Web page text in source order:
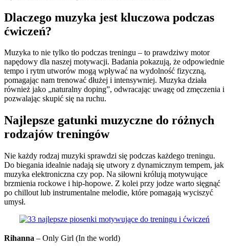
Dlaczego muzyka jest kluczowa podczas
ćwiczeń?
Muzyka to nie tylko tło podczas treningu – to prawdziwy motor
napędowy dla naszej motywacji. Badania pokazują, że odpowiednie
tempo i rytm utworów mogą wpływać na wydolność fizyczną,
pomagając nam trenować dłużej i intensywniej. Muzyka działa
również jako „naturalny doping”, odwracając uwagę od zmęczenia i
pozwalając skupić się na ruchu.
Najlepsze gatunki muzyczne do różnych
rodzajów treningów
Nie każdy rodzaj muzyki sprawdzi się podczas każdego treningu.
Do biegania idealnie nadają się utwory z dynamicznym tempem, jak
muzyka elektroniczna czy pop. Na siłowni królują motywujące
brzmienia rockowe i hip-hopowe. Z kolei przy jodze warto sięgnąć
po chillout lub instrumentalne melodie, które pomagają wyciszyć
umysł.
Rihanna – Only Girl (In the world)